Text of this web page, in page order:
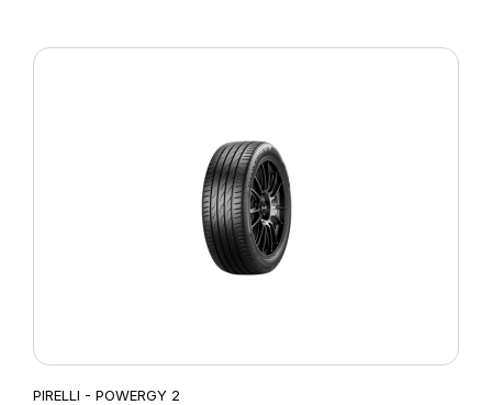
PIRELLI - POWERGY 2